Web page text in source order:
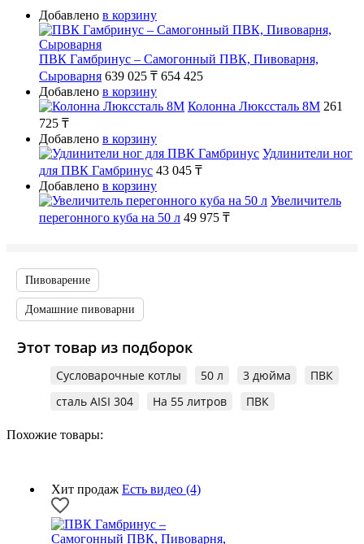
Добавлено в корзину
ПВК Гамбринус – Самогонный ПВК, Пивоварня,
Сыроварня 639 025 ₸ 654 425
Добавлено в корзину
Колонна Люкссталь 8М 261
725 ₸
Добавлено в корзину
Удлинители ног
для ПВК Гамбринус 43 045 ₸
Добавлено в корзину
Увеличитель
перегонного куба на 50 л 49 975 ₸
Пивоварение
Домашние пивоварни
Этот товар из подборок
Сусловарочные котлы 50 л 3 дюйма
ПВК
сталь AISI 304
На 55 литров ПВК
Похожие товары:
Хит продаж Есть видео (4)